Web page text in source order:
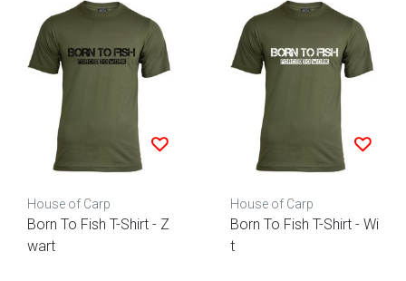
House of Carp
Born To Fish T-Shirt - Z
wart
House of Carp
Born To Fish T-Shirt - Wi
t